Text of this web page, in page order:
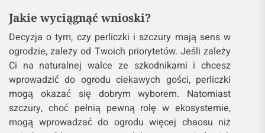
Jakie wyciągnąć wnioski?
Decyzja o tym, czy perliczki i szczury mają sens w
ogrodzie, zależy od Twoich priorytetów. Jeśli zależy
Ci na naturalnej walce ze szkodnikami i chcesz
wprowadzić do ogrodu ciekawych gości, perliczki
mogą okazać się dobrym wyborem. Natomiast
szczury, choć pełnią pewną rolę w ekosystemie,
mogą wprowadzać do ogrodu więcej chaosu niż